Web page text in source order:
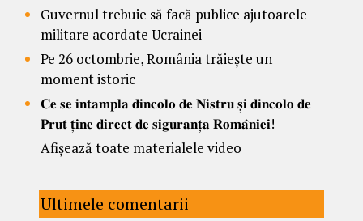
Guvernul trebuie să facă publice ajutoarele
militare acordate Ucrainei
Pe 26 octombrie, România trăiește un
moment istoric
𝐂𝐞 𝐬𝐞 𝐢𝐧𝐭𝐚𝐦𝐩𝐥𝐚 𝐝𝐢𝐧𝐜𝐨𝐥𝐨 𝐝𝐞 𝐍𝐢𝐬𝐭𝐫𝐮 𝐬̦𝐢 𝐝𝐢𝐧𝐜𝐨𝐥𝐨 𝐝𝐞
𝐏𝐫𝐮𝐭 𝐭̦𝐢𝐧𝐞 𝐝𝐢𝐫𝐞𝐜𝐭 𝐝𝐞 𝐬𝐢𝐠𝐮𝐫𝐚𝐧𝐭̦𝐚 𝐑𝐨𝐦𝐚̂𝐧𝐢𝐞𝐢!
Afișează toate materialele video
Ultimele comentarii